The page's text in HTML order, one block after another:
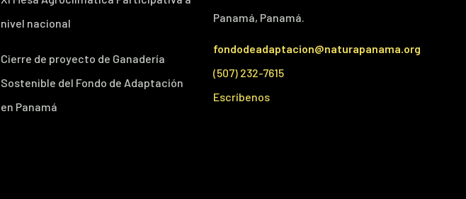
nivel nacional
Cierre de proyecto de Ganadería
Sostenible del Fondo de Adaptación
en Panamá
Panamá, Panamá.
fondodeadaptacion@naturapanama.org
(507) 232-7615
Escríbenos